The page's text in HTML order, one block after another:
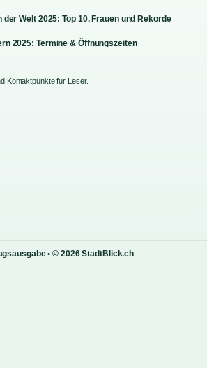
Welt 2025: Top 10, Frauen und Rekorde
2025: Termine & Öffnungszeiten
Kontaktpunkte fur Leser.
• © 2026 StadtBlick.ch